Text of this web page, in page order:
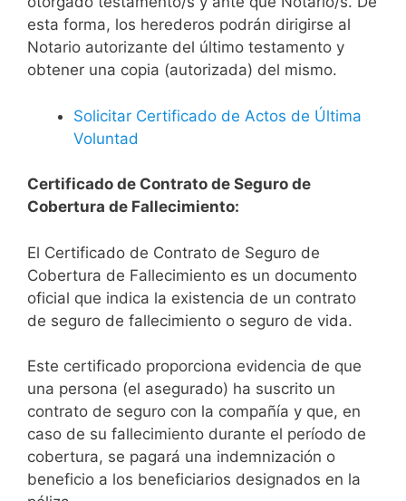
esta forma, los herederos podrán dirigirse al
Notario autorizante del último testamento y
obtener una copia (autorizada) del mismo.
Solicitar Certificado de Actos de Última
Voluntad
Certificado de Contrato de Seguro de
Cobertura de Fallecimiento:
El Certificado de Contrato de Seguro de
Cobertura de Fallecimiento es un documento
oficial que indica la existencia de un contrato
de seguro de fallecimiento o seguro de vida.
Este certificado proporciona evidencia de que
una persona (el asegurado) ha suscrito un
contrato de seguro con la compañía y que, en
caso de su fallecimiento durante el período de
cobertura, se pagará una indemnización o
beneficio a los beneficiarios designados en la